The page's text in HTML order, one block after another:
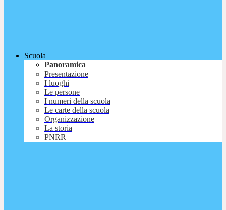
Scuola
Panoramica
Presentazione
I luoghi
Le persone
I numeri della scuola
Le carte della scuola
Organizzazione
La storia
PNRR